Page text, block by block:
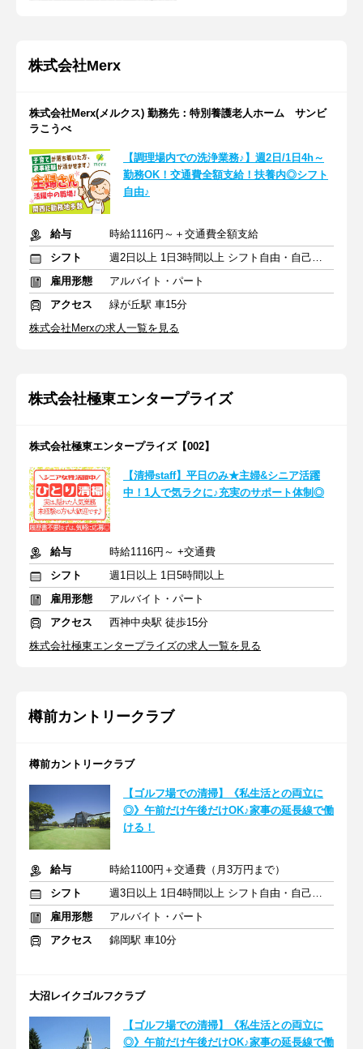
株式会社Merx
株式会社Merx(メルクス) 勤務先：特別養護老人ホーム サンビ
ラこうべ
【調理場内での洗浄業務♪】週2日/1日4h～
勤務OK！交通費全額支給！扶養内◎シフト
自由♪
給与
時給1116円～＋交通費全額支給
シフト
週2日以上 1日3時間以上 シフト自由・自己申告
雇用形態
アルバイト・パート
アクセス
緑が丘駅 車15分
株式会社Merxの求人一覧を見る
株式会社極東エンタープライズ
株式会社極東エンタープライズ【002】
【清掃staff】平日のみ★主婦&シニア活躍
中！1人で気ラクに♪充実のサポート体制◎
給与
時給1116円～ +交通費
シフト
週1日以上 1日5時間以上
雇用形態
アルバイト・パート
アクセス
西神中央駅 徒歩15分
株式会社極東エンタープライズの求人一覧を見る
樽前カントリークラブ
樽前カントリークラブ
【ゴルフ場での清掃】《私生活との両立に
◎》午前だけ午後だけOK♪家事の延長線で働
ける！
給与
時給1100円＋交通費（月3万円まで）
シフト
週3日以上 1日4時間以上 シフト自由・自己申告
雇用形態
アルバイト・パート
アクセス
錦岡駅 車10分
大沼レイクゴルフクラブ
【ゴルフ場での清掃】《私生活との両立に
◎》午前だけ午後だけOK♪家事の延長線で働